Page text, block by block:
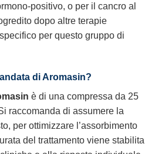
positivo, o per il cancro al
dopo altre terapie
per questo gruppo di
di Aromasin?
è di una compressa da 25
raccomanda di assumere la
per ottimizzare l’assorbimento
del trattamento viene stabilita